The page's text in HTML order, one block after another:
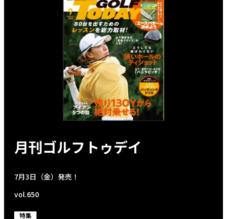
月刊ゴルフトゥデイ
7月3日（金）発売！
vol.650
特集